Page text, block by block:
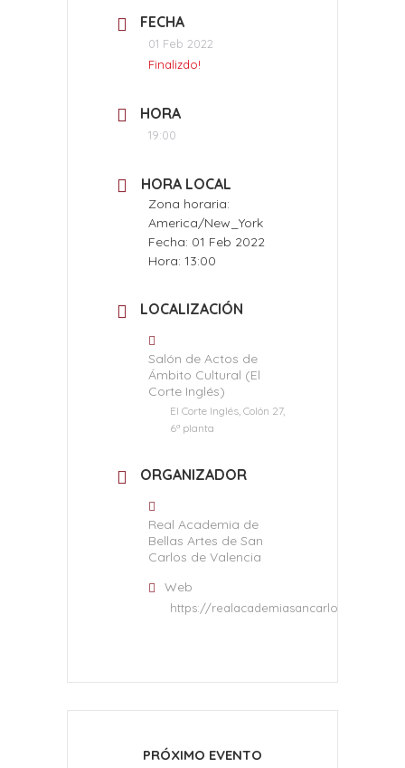
FECHA
01 Feb 2022
Finalizdo!
HORA
19:00
HORA LOCAL
Zona horaria:
America/New_York
Fecha: 01 Feb 2022
Hora: 13:00
LOCALIZACIÓN
Salón de Actos de
Ámbito Cultural (El
Corte Inglés)
El Corte Inglés, Colón 27,
6ª planta
ORGANIZADOR
Real Academia de
Bellas Artes de San
Carlos de Valencia
Web
https://realacademiasancarlos.com/
PRÓXIMO EVENTO